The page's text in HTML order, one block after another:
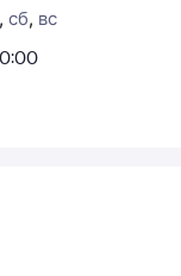
, сб, вс